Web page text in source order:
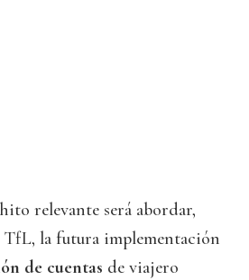
relevante será abordar,
la futura implementación
de cuentas de viajero